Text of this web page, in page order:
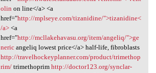
olin on line</a> <a
href="http://mplseye.com/tizanidine/">tizanidine<
/a><a
href="http://mcllakehavasu.org/item/angeliq/">ge
nericangeliq lowest price</a> half-life, fibroblasts
http://travelhockeyplanner.com/product/trimethop
rim/trimethoprim http://doctor123.org/synclar-